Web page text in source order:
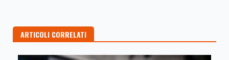
ARTICOLI CORRELATI